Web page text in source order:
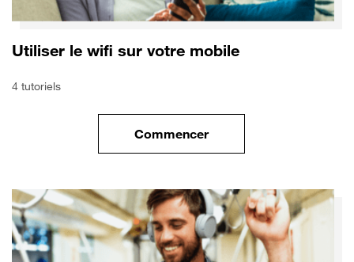
Utiliser le wifi sur votre mobile
4 tutoriels
Commencerle tuto pour Utiliser le wifi sur